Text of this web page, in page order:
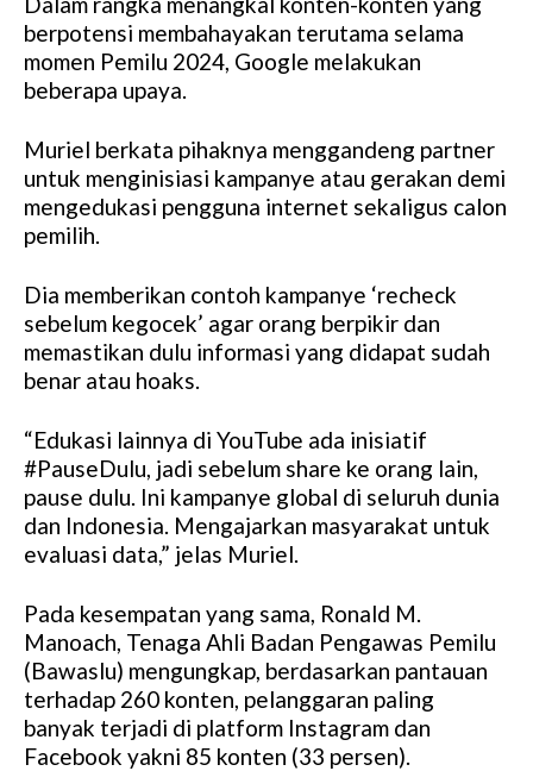
berpotensi membahayakan terutama selama
momen Pemilu 2024, Google melakukan
beberapa upaya.
Muriel berkata pihaknya menggandeng partner
untuk menginisiasi kampanye atau gerakan demi
mengedukasi pengguna internet sekaligus calon
pemilih.
Dia memberikan contoh kampanye ‘recheck
sebelum kegocek’ agar orang berpikir dan
memastikan dulu informasi yang didapat sudah
benar atau hoaks.
“Edukasi lainnya di YouTube ada inisiatif
#PauseDulu, jadi sebelum share ke orang lain,
pause dulu. Ini kampanye global di seluruh dunia
dan Indonesia. Mengajarkan masyarakat untuk
evaluasi data,” jelas Muriel.
Pada kesempatan yang sama, Ronald M.
Manoach, Tenaga Ahli Badan Pengawas Pemilu
(Bawaslu) mengungkap, berdasarkan pantauan
terhadap 260 konten, pelanggaran paling
banyak terjadi di platform Instagram dan
Facebook yakni 85 konten (33 persen).